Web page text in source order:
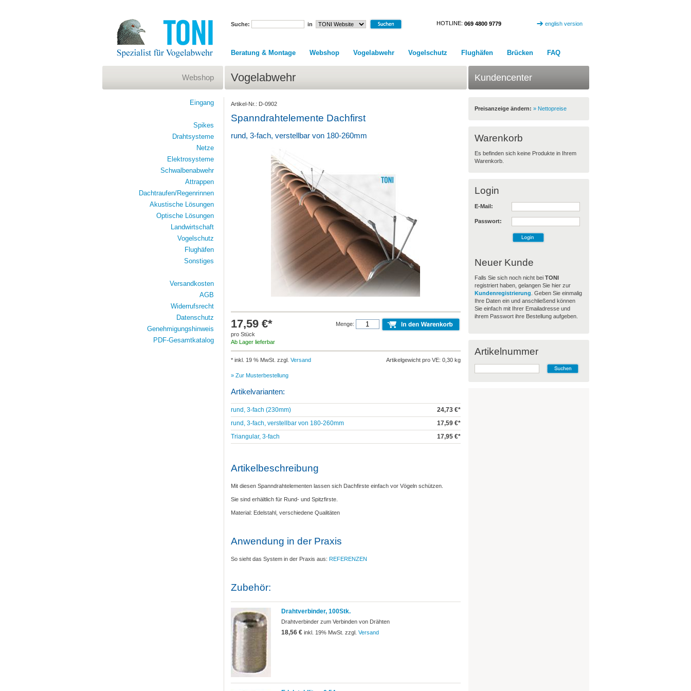
Suche: in HOTLINE: 069 4800 9779 english version
Beratung & Montage Webshop Vogelabwehr Vogelschutz Flughäfen Brücken FAQ
Vogelabwehr
Artikel-Nr.: D-0902
Spanndrahtelemente Dachfirst
rund, 3-fach, verstellbar von 180-260mm
17,59 €*
pro Stück
Ab Lager lieferbar
Menge:
Artikelgewicht pro VE: 0,30 kg
* inkl. 19 % MwSt. zzgl. Versand
» Zur Musterbestellung
Artikelvarianten:
rund, 3-fach (230mm)
24,73 €*
rund, 3-fach, verstellbar von 180-260mm
17,59 €*
Triangular, 3-fach
17,95 €*
Artikelbeschreibung
Mit diesen Spanndrahtelementen lassen sich Dachfirste einfach vor Vögeln schützen.
Sie sind erhältlich für Rund- und Spitzfirste.
Material: Edelstahl, verschiedene Qualitäten
Anwendung in der Praxis
So sieht das System in der Praxis aus: REFERENZEN
Zubehör:
Drahtverbinder, 100Stk.
Drahtverbinder zum Verbinden von Drähten
18,56 €inkl. 19% MwSt. zzgl. Versand
Webshop
Eingang
Spikes
Drahtsysteme
Netze
Elektrosysteme
Schwalbenabwehr
Attrappen
Dachtraufen/Regenrinnen
Akustische Lösungen
Optische Lösungen
Landwirtschaft
Vogelschutz
Flughäfen
Sonstiges
Versandkosten
AGB
Widerrufsrecht
Datenschutz
Genehmigungshinweis
PDF-Gesamtkatalog
Kundencenter
Preisanzeige ändern: » Nettopreise
Warenkorb
Es befinden sich keine Produkte in Ihrem
Warenkorb.
Login
E-Mail:
Passwort:
Neuer Kunde
Falls Sie sich noch nicht bei TONI
registriert haben, gelangen Sie hier zur
Kundenregistrierung . Geben Sie einmalig
Ihre Daten ein und anschließend können
Sie einfach mit Ihrer Emailadresse und
ihrem Passwort ihre Bestellung aufgeben.
Artikelnummer